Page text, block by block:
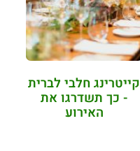
קייטרינג חלבי לברית
- כך תשדרגו את
האירוע